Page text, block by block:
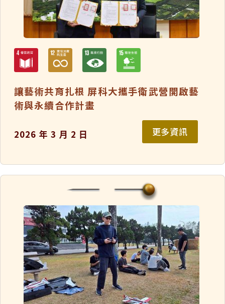
讓藝術共育扎根 屏科大攜手衛武營開啟藝
術與永續合作計畫
2026 年 3 月 2 日 更多資訊